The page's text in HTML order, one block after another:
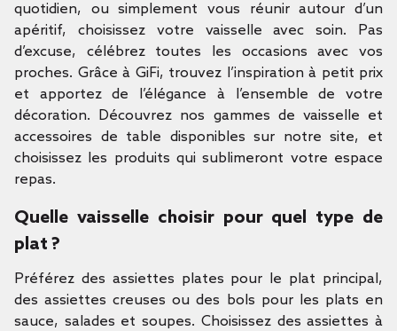
quotidien, ou simplement vous réunir autour d’un
apéritif, choisissez votre vaisselle avec soin. Pas
d’excuse, célébrez toutes les occasions avec vos
proches. Grâce à GiFi, trouvez l’inspiration à petit prix
et apportez de l’élégance à l’ensemble de votre
décoration. Découvrez nos gammes de vaisselle et
accessoires de table disponibles sur notre site, et
choisissez les produits qui sublimeront votre espace
repas.
Quelle vaisselle choisir pour quel type de
plat ?
Préférez des assiettes plates pour le plat principal,
des assiettes creuses ou des bols pour les plats en
sauce, salades et soupes. Choisissez des assiettes à